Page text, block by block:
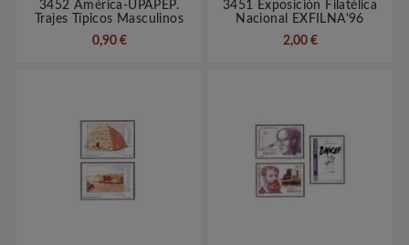
3452 América-UPAPEP.
Trajes Típicos Masculinos
0,90 €
3451 Exposición Filatélica
Nacional EXFILNA'96
2,00 €